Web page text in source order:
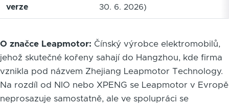
verze
30. 6. 2026)
O značce Leapmotor: Čínský výrobce elektromobilů,
jehož skutečné kořeny sahají do Hangzhou, kde firma
vznikla pod názvem Zhejiang Leapmotor Technology.
Na rozdíl od NIO nebo XPENG se Leapmotor v Evropě
neprosazuje samostatně, ale ve spolupráci se